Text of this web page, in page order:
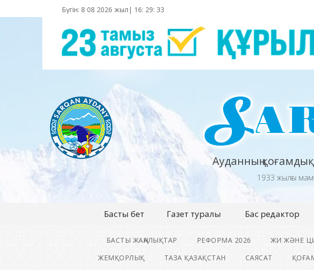
Бүгін: 8 08 2026 жыл| 16: 29: 34
Ауданның
1933 жылғы
Басты бет Газет туралы Бас редактор
БАСТЫ ЖАҢАЛЫҚТАР РЕФОРМА 2026 ЖИ ЖӘНЕ
ЖЕМҚОРЛЫҚ
ТАЗА ҚАЗАҚСТАН САЯСАТ